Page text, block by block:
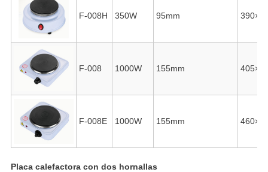
F-008H 350W 95mm
F-008 1000W 155mm
F-008E 1000W 155mm
Placa calefactora con dos hornallas